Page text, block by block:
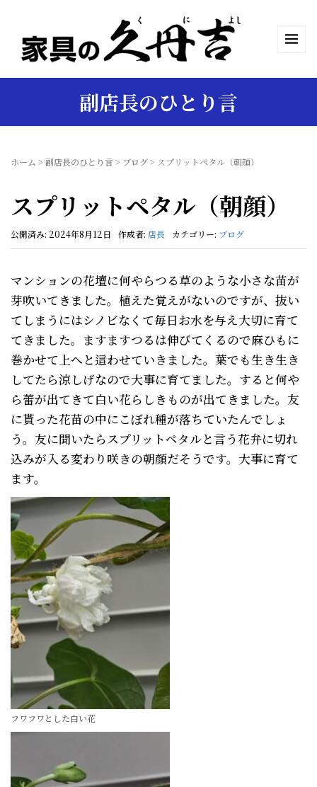
副店長のひとり言
ホーム > 副店長のひとり言> ブログ> スプリットペタル（朝顔）
スプリットペタル（朝顔）
公開済み: 2024年8月12日 作成者: 店長 カテゴリー: ブログ
マンションの花壇に何やらつる草のような小さな苗が
芽吹いてきました。植えた覚えがないのですが、抜い
てしまうにはシノビなくて毎日お水を与え大切に育て
てきました。ますますつるは伸びてくるので麻ひもに
巻かせて上へと這わせていきました。葉でも生き生き
してたら涼しげなので大事に育てました。すると何や
ら蕾が出てきて白い花らしきものが出てきました。友
に貰った花苗の中にこぼれ種が落ちていたんでしょ
う。友に聞いたらスプリットペタルと言う花弁に切れ
込みが入る変わり咲きの朝顔だそうです。大事に育て
ます。
フワフワとした白い花